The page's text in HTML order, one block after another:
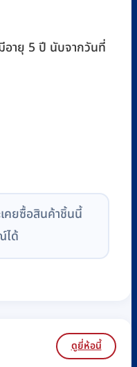
ายุ 5 ปี นับจากวันที่
เคยซื้อสินค้าชิ้นนี้
ได้
ดูยี่ห้อนี้